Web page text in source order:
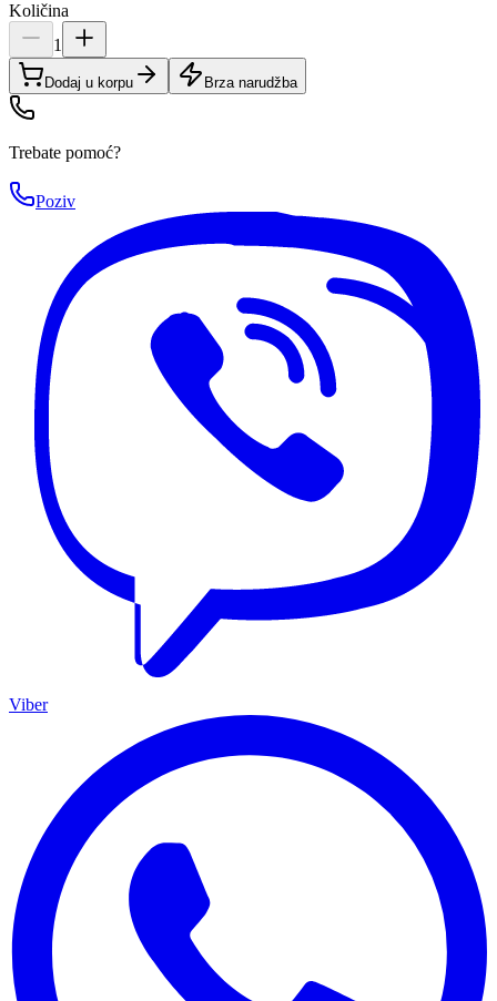
Količina
1
Dodaj u korpu Brza narudžba
Trebate pomoć?
Poziv
Viber